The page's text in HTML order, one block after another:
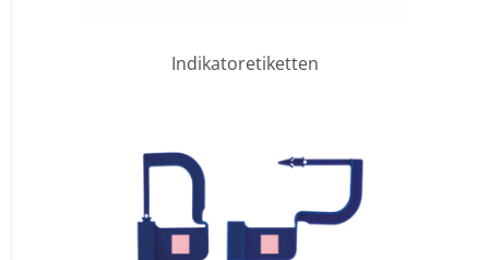
Indikatoretiketten